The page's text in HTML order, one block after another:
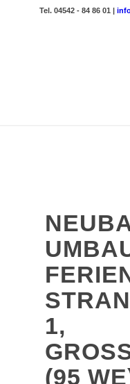
Tel. 04542 - 84 86 01 |
, G
5 WE)